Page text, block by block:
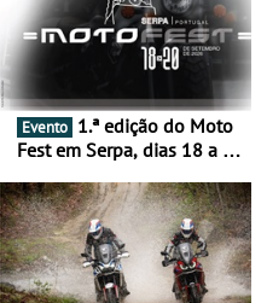
Evento
Fest em Serpa, dias 18 a 20
duas rodas invade o Baixo
Alentejo